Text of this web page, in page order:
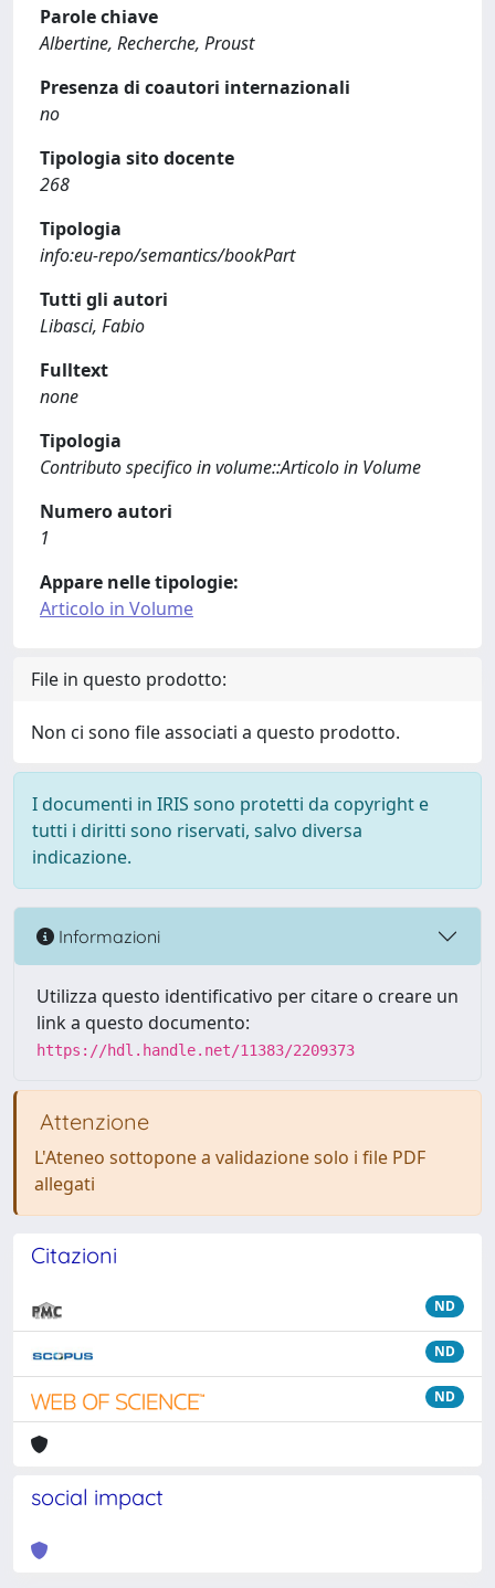
Parole chiave
Albertine, Recherche, Proust
Presenza di coautori internazionali
no
Tipologia sito docente
268
Tipologia
info:eu-repo/semantics/bookPart
Tutti gli autori
Libasci, Fabio
Fulltext
none
Tipologia
Contributo specifico in volume::Articolo in Volume
Numero autori
1
Appare nelle tipologie:
Articolo in Volume
File in questo prodotto:
Non ci sono file associati a questo prodotto.
I documenti in IRIS sono protetti da copyright e
tutti i diritti sono riservati, salvo diversa
indicazione.
Informazioni
Utilizza questo identificativo per citare o creare un
link a questo documento:
https://hdl.handle.net/11383/2209373
Attenzione
L'Ateneo sottopone a validazione solo i file PDF
allegati
Citazioni
ND
ND
ND
social impact